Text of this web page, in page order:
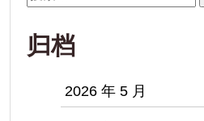
索：
归档
2026 年 5 月